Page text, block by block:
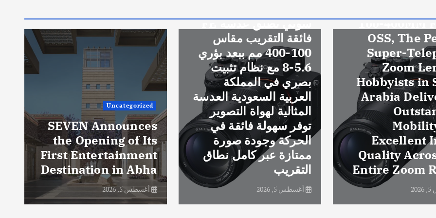
سوني تطلق عدسة FE
فائقة التقريب مقاس
100-400 مم ببعد بؤري
5.6-8 مع نظام تثبيت
بصري في المملكة
العربية السعودية العدسة
المثالية لهواة التصوير
توفر سهولة فائقة في
الحركة وجودة صورة
ممتازة عبر كامل نطاق
التقريب
أغسطس 5, 2026
Uncategorized
SEVEN Announces
the Opening of Its
First Entertainment
Destination in Abha
أغسطس 5, 2026
أخبار عامة
سڤن تفتتح أولى
الترفيهية في أبها
أغسطس 5, 2026